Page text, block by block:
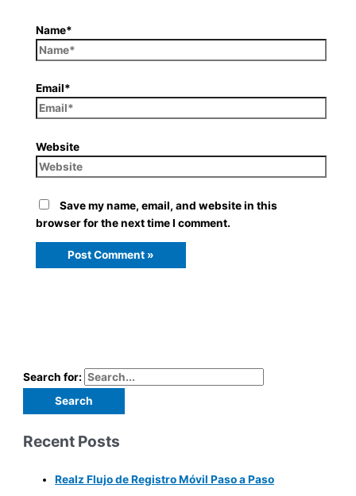
Name*
Email*
Website
Save my name, email, and website in this
browser for the next time I comment.
Search for:
Recent Posts
Realz Flujo de Registro Móvil Paso a Paso